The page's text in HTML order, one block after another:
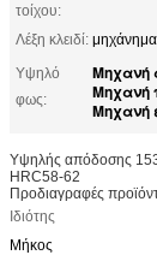
τοίχου:
Λέξη κλειδί:
Υψηλό
φως:
Μηχανή
Μηχανή
Μηχανή
Υψηλής απόδοσης 153
HRC58-62
Προδιαγραφές
Ιδιότης
Μήκος